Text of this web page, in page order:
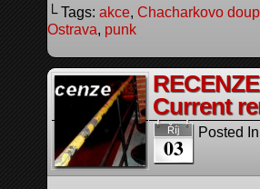
└ Tags: akce, Chacharkovo
Ostrava, punk
Current
Říj
03
Posted